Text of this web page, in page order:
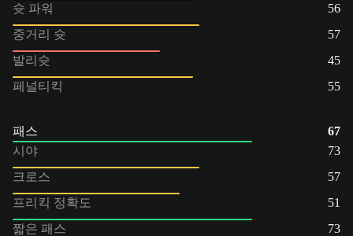
슛 파워
56
중거리 슛
57
발리슛
45
페널티킥
55
패스
67
시야
73
크로스
57
프리킥 정확도
51
짧은 패스
73